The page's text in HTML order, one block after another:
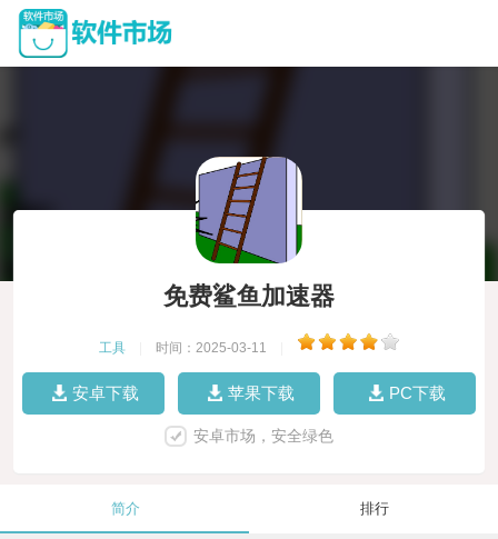
免费鲨鱼加速器
工具 时间：2025-03-11
安卓下载 苹果下载 PC下载
安卓市场，安全绿色
简介 排行